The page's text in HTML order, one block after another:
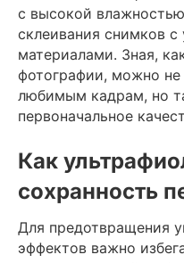
с высокой
склеивания снимков
материалами. Зная,
фотографии, можно не
любимым кадрам, но
первоначальное
Как
сохранность
Для предотвращения
эффектов важно